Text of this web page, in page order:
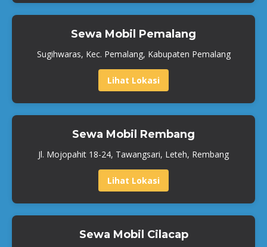
Sewa Mobil Pemalang
Sugihwaras, Kec. Pemalang, Kabupaten Pemalang
Lihat Lokasi
Sewa Mobil Rembang
Jl. Mojopahit 18-24, Tawangsari, Leteh, Rembang
Lihat Lokasi
Sewa Mobil Cilacap